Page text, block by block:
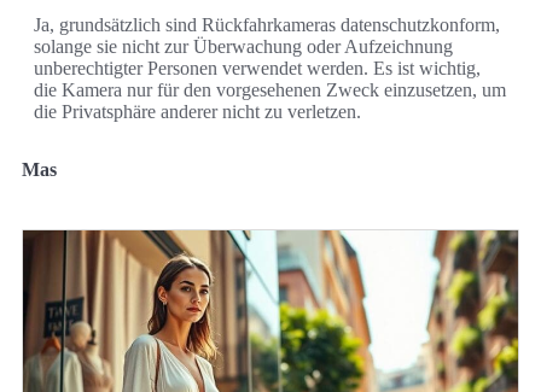
Ja, grundsätzlich sind Rückfahrkameras datenschutzkonform,
solange sie nicht zur Überwachung oder Aufzeichnung
unberechtigter Personen verwendet werden. Es ist wichtig,
die Kamera nur für den vorgesehenen Zweck einzusetzen, um
die Privatsphäre anderer nicht zu verletzen.
Mas